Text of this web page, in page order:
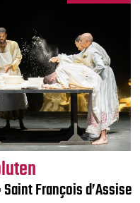
François d’Assise